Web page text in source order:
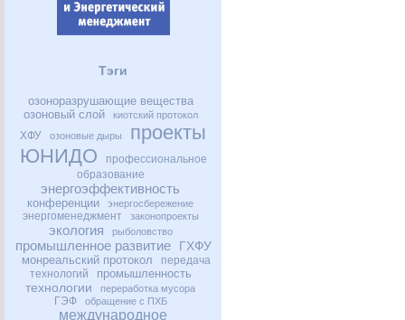
Тэги
озоноразрушающие вещества
озоновый слой
киотский протокол
ХФУ озоновые дыры
проекты
ЮНИДО
профессиональное
образование
энергоэффективность
конференции энергосбережение
энергоменеджмент законопроекты
экология рыболовство
промышленное развитие ГХФУ
монреальский протокол
передача
технологий
промышленность
технологии переработка мусора
ГЭФ обращение с ПХБ
международное